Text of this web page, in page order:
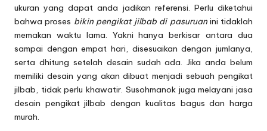
ukuran yang dapat anda jadikan referensi. Perlu diketahui
bahwa proses bikin pengikat jilbab di pasuruanini tidaklah
memakan waktu lama. Yakni hanya berkisar antara dua
sampai dengan empat hari, disesuaikan dengan jumlanya,
serta dhitung setelah desain sudah ada. Jika anda belum
memiliki desain yang akan dibuat menjadi sebuah pengikat
jilbab, tidak perlu khawatir. Susohmanok juga melayani jasa
desain pengikat jilbab dengan kualitas bagus dan harga
murah.